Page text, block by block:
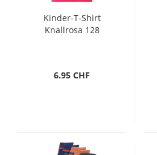
Kinder-T-Shirt
Knallrosa 128
6.95 CHF